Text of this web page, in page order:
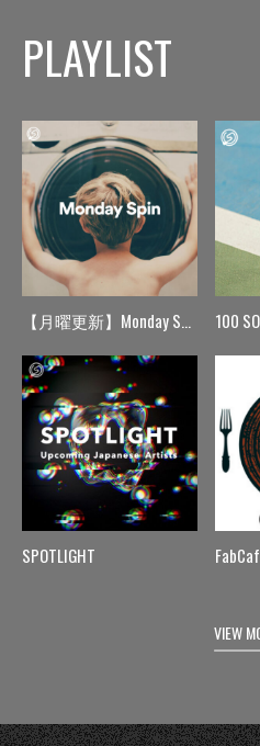
PLAYLIST
【月曜更新】Monday Spin
SPOTLIGHT
100
VIEW